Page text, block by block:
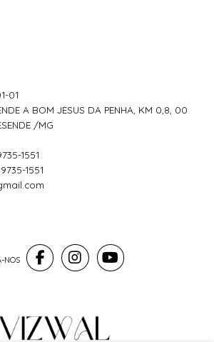
01
A BOM JESUS DA PENHA, KM 0,8, 00
/MG
1551
1551